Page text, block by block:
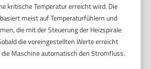
kritische Temperatur erreicht wird. Die
meist auf Temperaturfühlern und
die mit der Steuerung der Heizspirale
die voreingestellten Werte erreicht
Maschine automatisch den Stromfluss.